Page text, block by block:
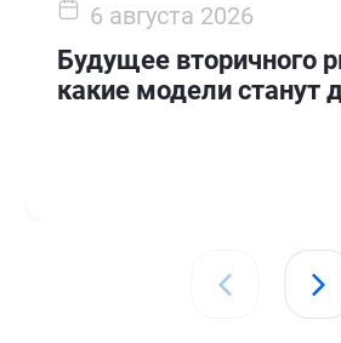
6 августа 2026
Будущее вторичного
какие модели станут